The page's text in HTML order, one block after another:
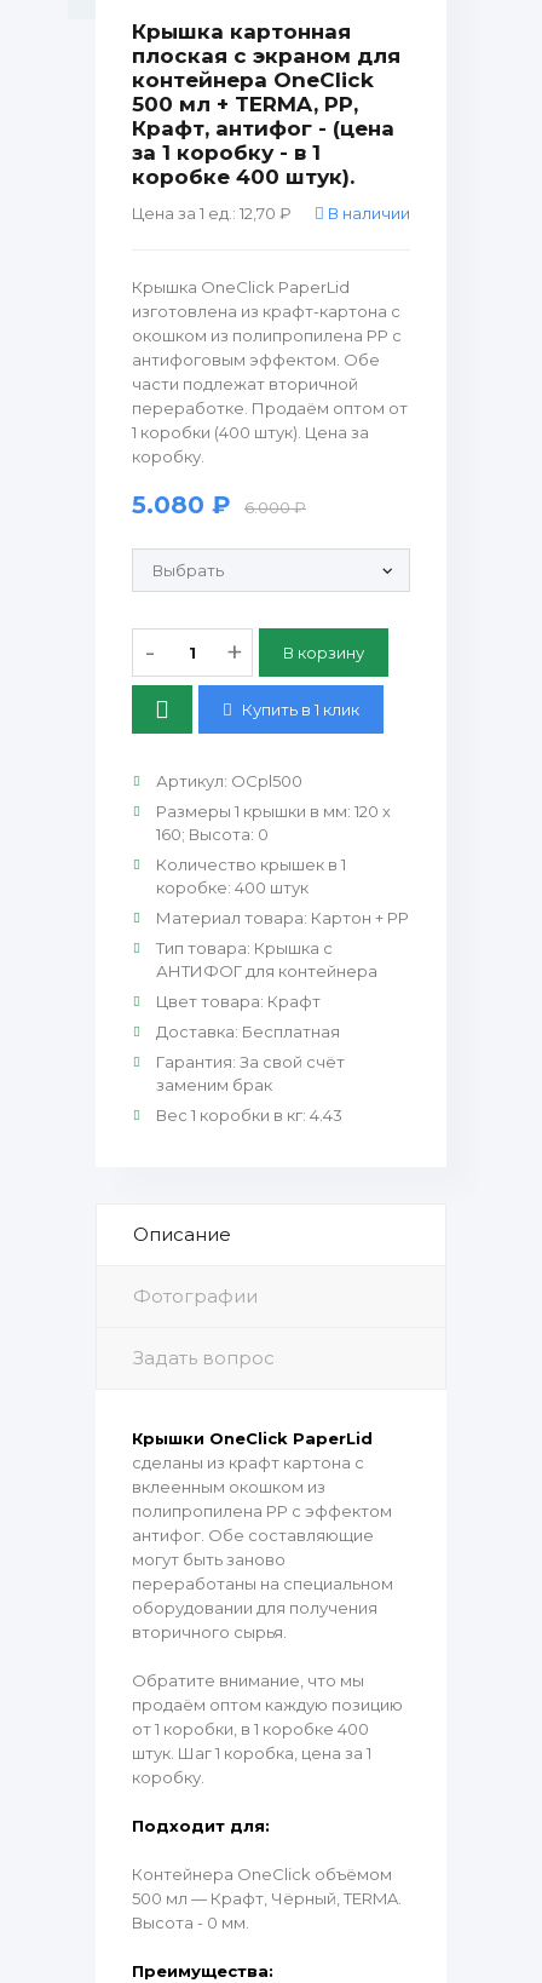
Крышка картонная
плоская с экраном для
контейнера OneClick
500 мл + TERMA, PP,
Крафт, антифог - (цена
за 1 коробку - в 1
коробке 400 штук).
Цена за 1 ед.: 12,70 ₽ В наличии
Крышка OneClick PaperLid
изготовлена из крафт-картона с
окошком из полипропилена PP с
антифоговым эффектом. Обе
части подлежат вторичной
переработке. Продаём оптом от
1 коробки (400 штук). Цена за
коробку.
5.080 ₽ 6.000 ₽
Продающие рулонные этикетки:
- +
Купить в 1 клик
Артикул: OCpl500
Размеры 1 крышки в мм: 120 х
160; Высота: 0
Количество крышек в 1
коробке: 400 штук
Материал товара: Картон + PP
Тип товара: Крышка с
АНТИФОГ для контейнера
Цвет товара: Крафт
Доставка: Бесплатная
Гарантия: За свой счёт
заменим брак
Вес 1 коробки в кг: 4.43
Описание
Фотографии
Задать вопрос
Крышки OneClick PaperLid
сделаны из крафт картона с
вклеенным окошком из
полипропилена PP с эффектом
антифог. Обе составляющие
могут быть заново
переработаны на специальном
оборудовании для получения
вторичного сырья.
Обратите внимание, что мы
продаём оптом каждую позицию
от 1 коробки, в 1 коробке 400
штук. Шаг 1 коробка, цена за 1
коробку.
Подходит для:
Контейнера OneClick объёмом
500 мл — Крафт, Чёрный, TERMA.
Высота - 0 мм.
Преимущества: